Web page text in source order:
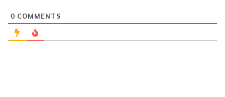
0 COMMENTS